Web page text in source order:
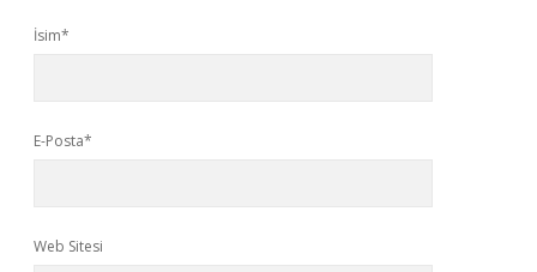
İsim*
E-Posta*
Web Sitesi